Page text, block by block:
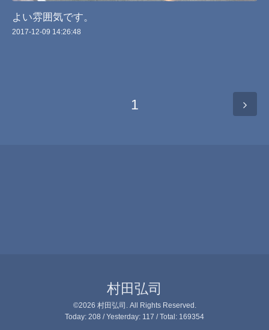
よい雰囲気です。
2017-12-09 14:26:48
1
村田弘司
©2026 村田弘司 . All Rights Reserved.
Today: 208 / Yesterday: 117 / Total: 169354